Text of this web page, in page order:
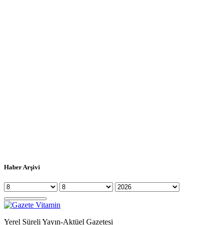
Haber Arşivi
Yerel Süreli Yayın-Aktüel Gazetesi